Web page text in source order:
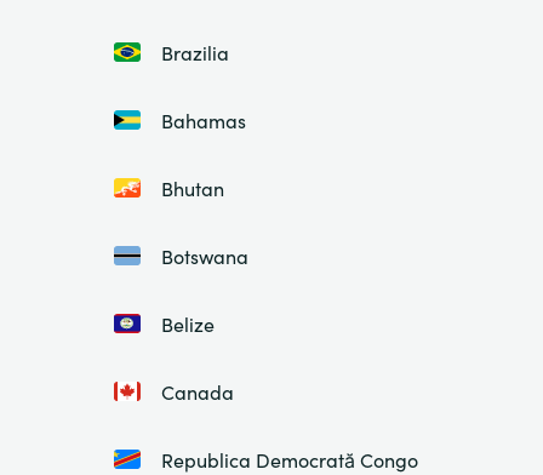
Brazilia
Bahamas
Bhutan
Botswana
Belize
Canada
Republica Democrată Congo